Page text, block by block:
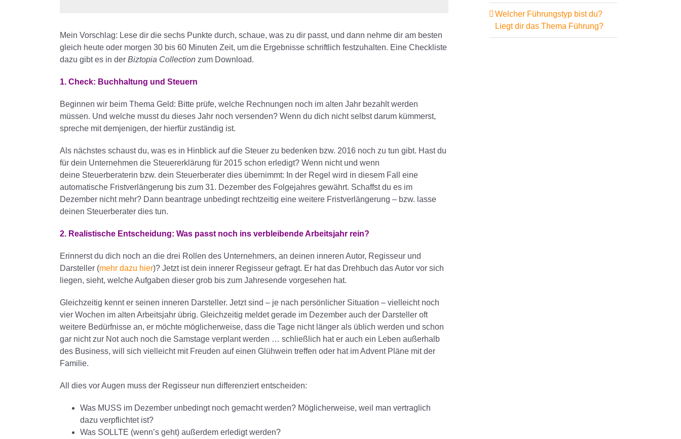
Mein Vorschlag: Lese dir die sechs Punkte durch, schaue, was zu dir passt, und dann nehme dir am besten
gleich heute oder morgen 30 bis 60 Minuten Zeit, um die Ergebnisse schriftlich festzuhalten. Eine Checkliste
dazu gibt es in der Biztopia Collectionzum Download.
1. Check: Buchhaltung und Steuern
Beginnen wir beim Thema Geld: Bitte prüfe, welche Rechnungen noch im alten Jahr bezahlt werden
müssen. Und welche musst du dieses Jahr noch versenden? Wenn du dich nicht selbst darum kümmerst,
spreche mit demjenigen, der hierfür zuständig ist.
Als nächstes schaust du, was es in Hinblick auf die Steuer zu bedenken bzw. 2016 noch zu tun gibt. Hast du
für dein Unternehmen die Steuererklärung für 2015 schon erledigt? Wenn nicht und wenn
deine Steuerberaterin bzw. dein Steuerberater dies übernimmt: In der Regel wird in diesem Fall eine
automatische Fristverlängerung bis zum 31. Dezember des Folgejahres gewährt. Schaffst du es im
Dezember nicht mehr? Dann beantrage unbedingt rechtzeitig eine weitere Fristverlängerung – bzw. lasse
deinen Steuerberater dies tun.
2. Realistische Entscheidung: Was passt noch ins verbleibende Arbeitsjahr rein?
Erinnerst du dich noch an die drei Rollen des Unternehmers, an deinen inneren Autor, Regisseur und
Darsteller (mehr dazu hier)? Jetzt ist dein innerer Regisseur gefragt. Er hat das Drehbuch das Autor vor sich
liegen, sieht, welche Aufgaben dieser grob bis zum Jahresende vorgesehen hat.
Gleichzeitig kennt er seinen inneren Darsteller. Jetzt sind – je nach persönlicher Situation – vielleicht noch
vier Wochen im alten Arbeitsjahr übrig. Gleichzeitig meldet gerade im Dezember auch der Darsteller oft
weitere Bedürfnisse an, er möchte möglicherweise, dass die Tage nicht länger als üblich werden und schon
gar nicht zur Not auch noch die Samstage verplant werden … schließlich hat er auch ein Leben außerhalb
des Business, will sich vielleicht mit Freuden auf einen Glühwein treffen oder hat im Advent Pläne mit der
Familie.
All dies vor Augen muss der Regisseur nun differenziert entscheiden:
Was MUSS im Dezember unbedingt noch gemacht werden? Möglicherweise, weil man vertraglich
dazu verpflichtet ist?
Was SOLLTE (wenn’s geht) außerdem erledigt werden?
Welcher Führungstyp bist du?
Liegt dir das Thema Führung?